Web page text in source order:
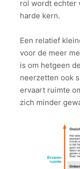
rol wordt echter
harde kern.
Een relatief
voor de meer
is om hetgeen
neerzetten ook
ervaart ruimte
zich minder